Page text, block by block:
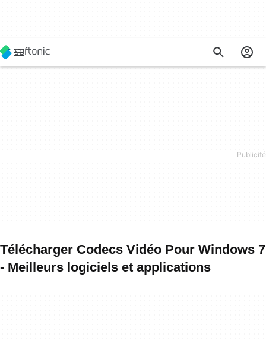
Télécharger Codecs Vidéo Pour Windows 7
- Meilleurs logiciels et applications